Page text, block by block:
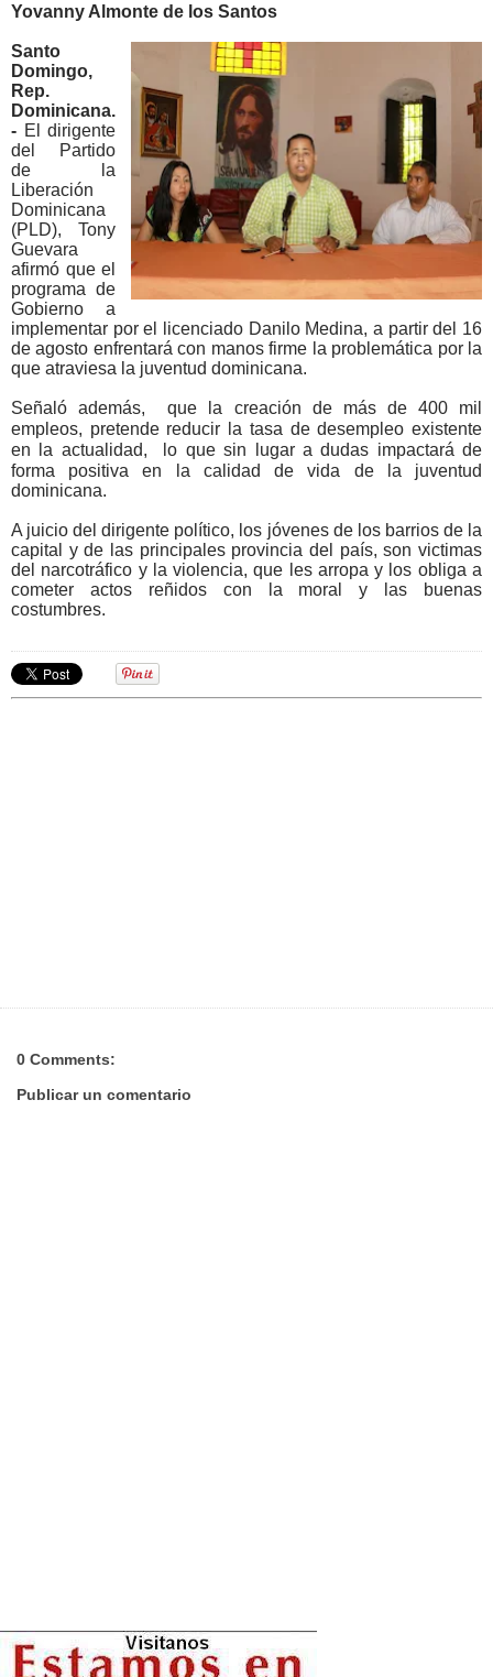
Yovanny Almonte de los Santos
Santo
Domingo,
Rep.
Dominicana.
- El dirigente
del Partido
de la
Liberación
Dominicana
(PLD), Tony
Guevara
afirmó que el
programa de
Gobierno a
implementar por el licenciado Danilo Medina, a partir del 16
de agosto enfrentará con manos firme la problemática por la
que atraviesa la juventud dominicana.
Señaló además,
que la creación de más de 400 mil
empleos, pretende reducir la tasa de desempleo existente
en la actualidad,
lo que sin lugar a dudas impactará de
forma positiva en la calidad de vida de la juventud
dominicana.
A juicio del dirigente político, los jóvenes de los barrios de la
capital y de las principales provincia del país, son victimas
del narcotráfico y la violencia, que les arropa y los obliga a
cometer actos reñidos con la moral y las buenas
costumbres.
0 Comments:
Publicar un comentario